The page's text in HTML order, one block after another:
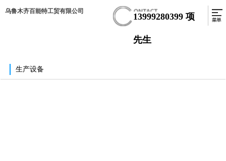
乌鲁木齐百能特工贸有限公司
13999280399 项
先生
生产设备